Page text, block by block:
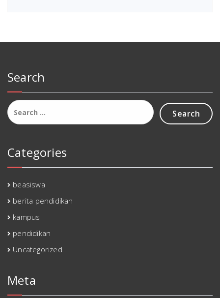
Search
Search
for:
Categories
beasiswa
berita pendidikan
kampus
pendidikan
Uncategorized
Meta